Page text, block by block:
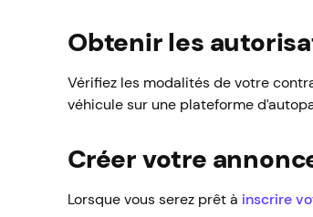
Obtenir les
Vérifiez les modalités de votre
véhicule sur une plateforme
Créer votre
Lorsque vous serez prêt à inscrire